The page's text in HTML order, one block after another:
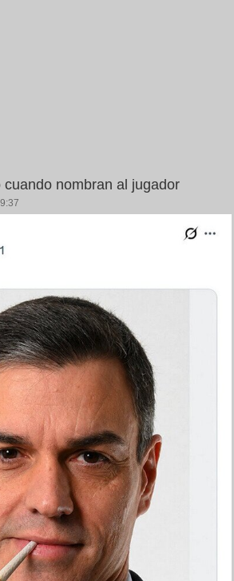
nombran al jugador